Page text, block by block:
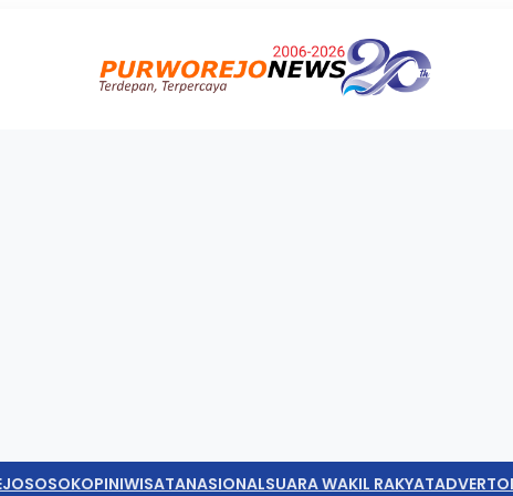
SOSOKOPINIWISATANASIONALSUARA WAKIL RAKYAT